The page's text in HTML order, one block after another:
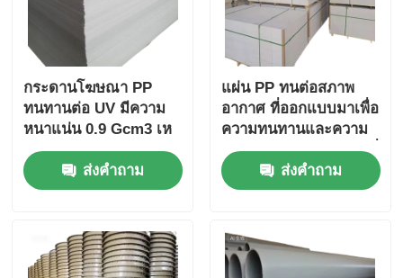
กระดานโฆษณา PP
ทนทานต่อ UV มีความ
หนาแน่น 0.9 Gcm3 เห
มาะสําหรับโฆษณากลาง
แจ้งและการแก้ไขป้าย
ส่งคำถาม
แผ่น PP ทนต่อสภาพ
อากาศ ที่ออกแบบมาเพื่อ
ความทนทานและความ
ทนทานต่อสภาพอากาศที่
ดี เพื่อรับรองผลงานใน
สภาพแวดล้อมกลางแจ้ง
ส่งคำถาม